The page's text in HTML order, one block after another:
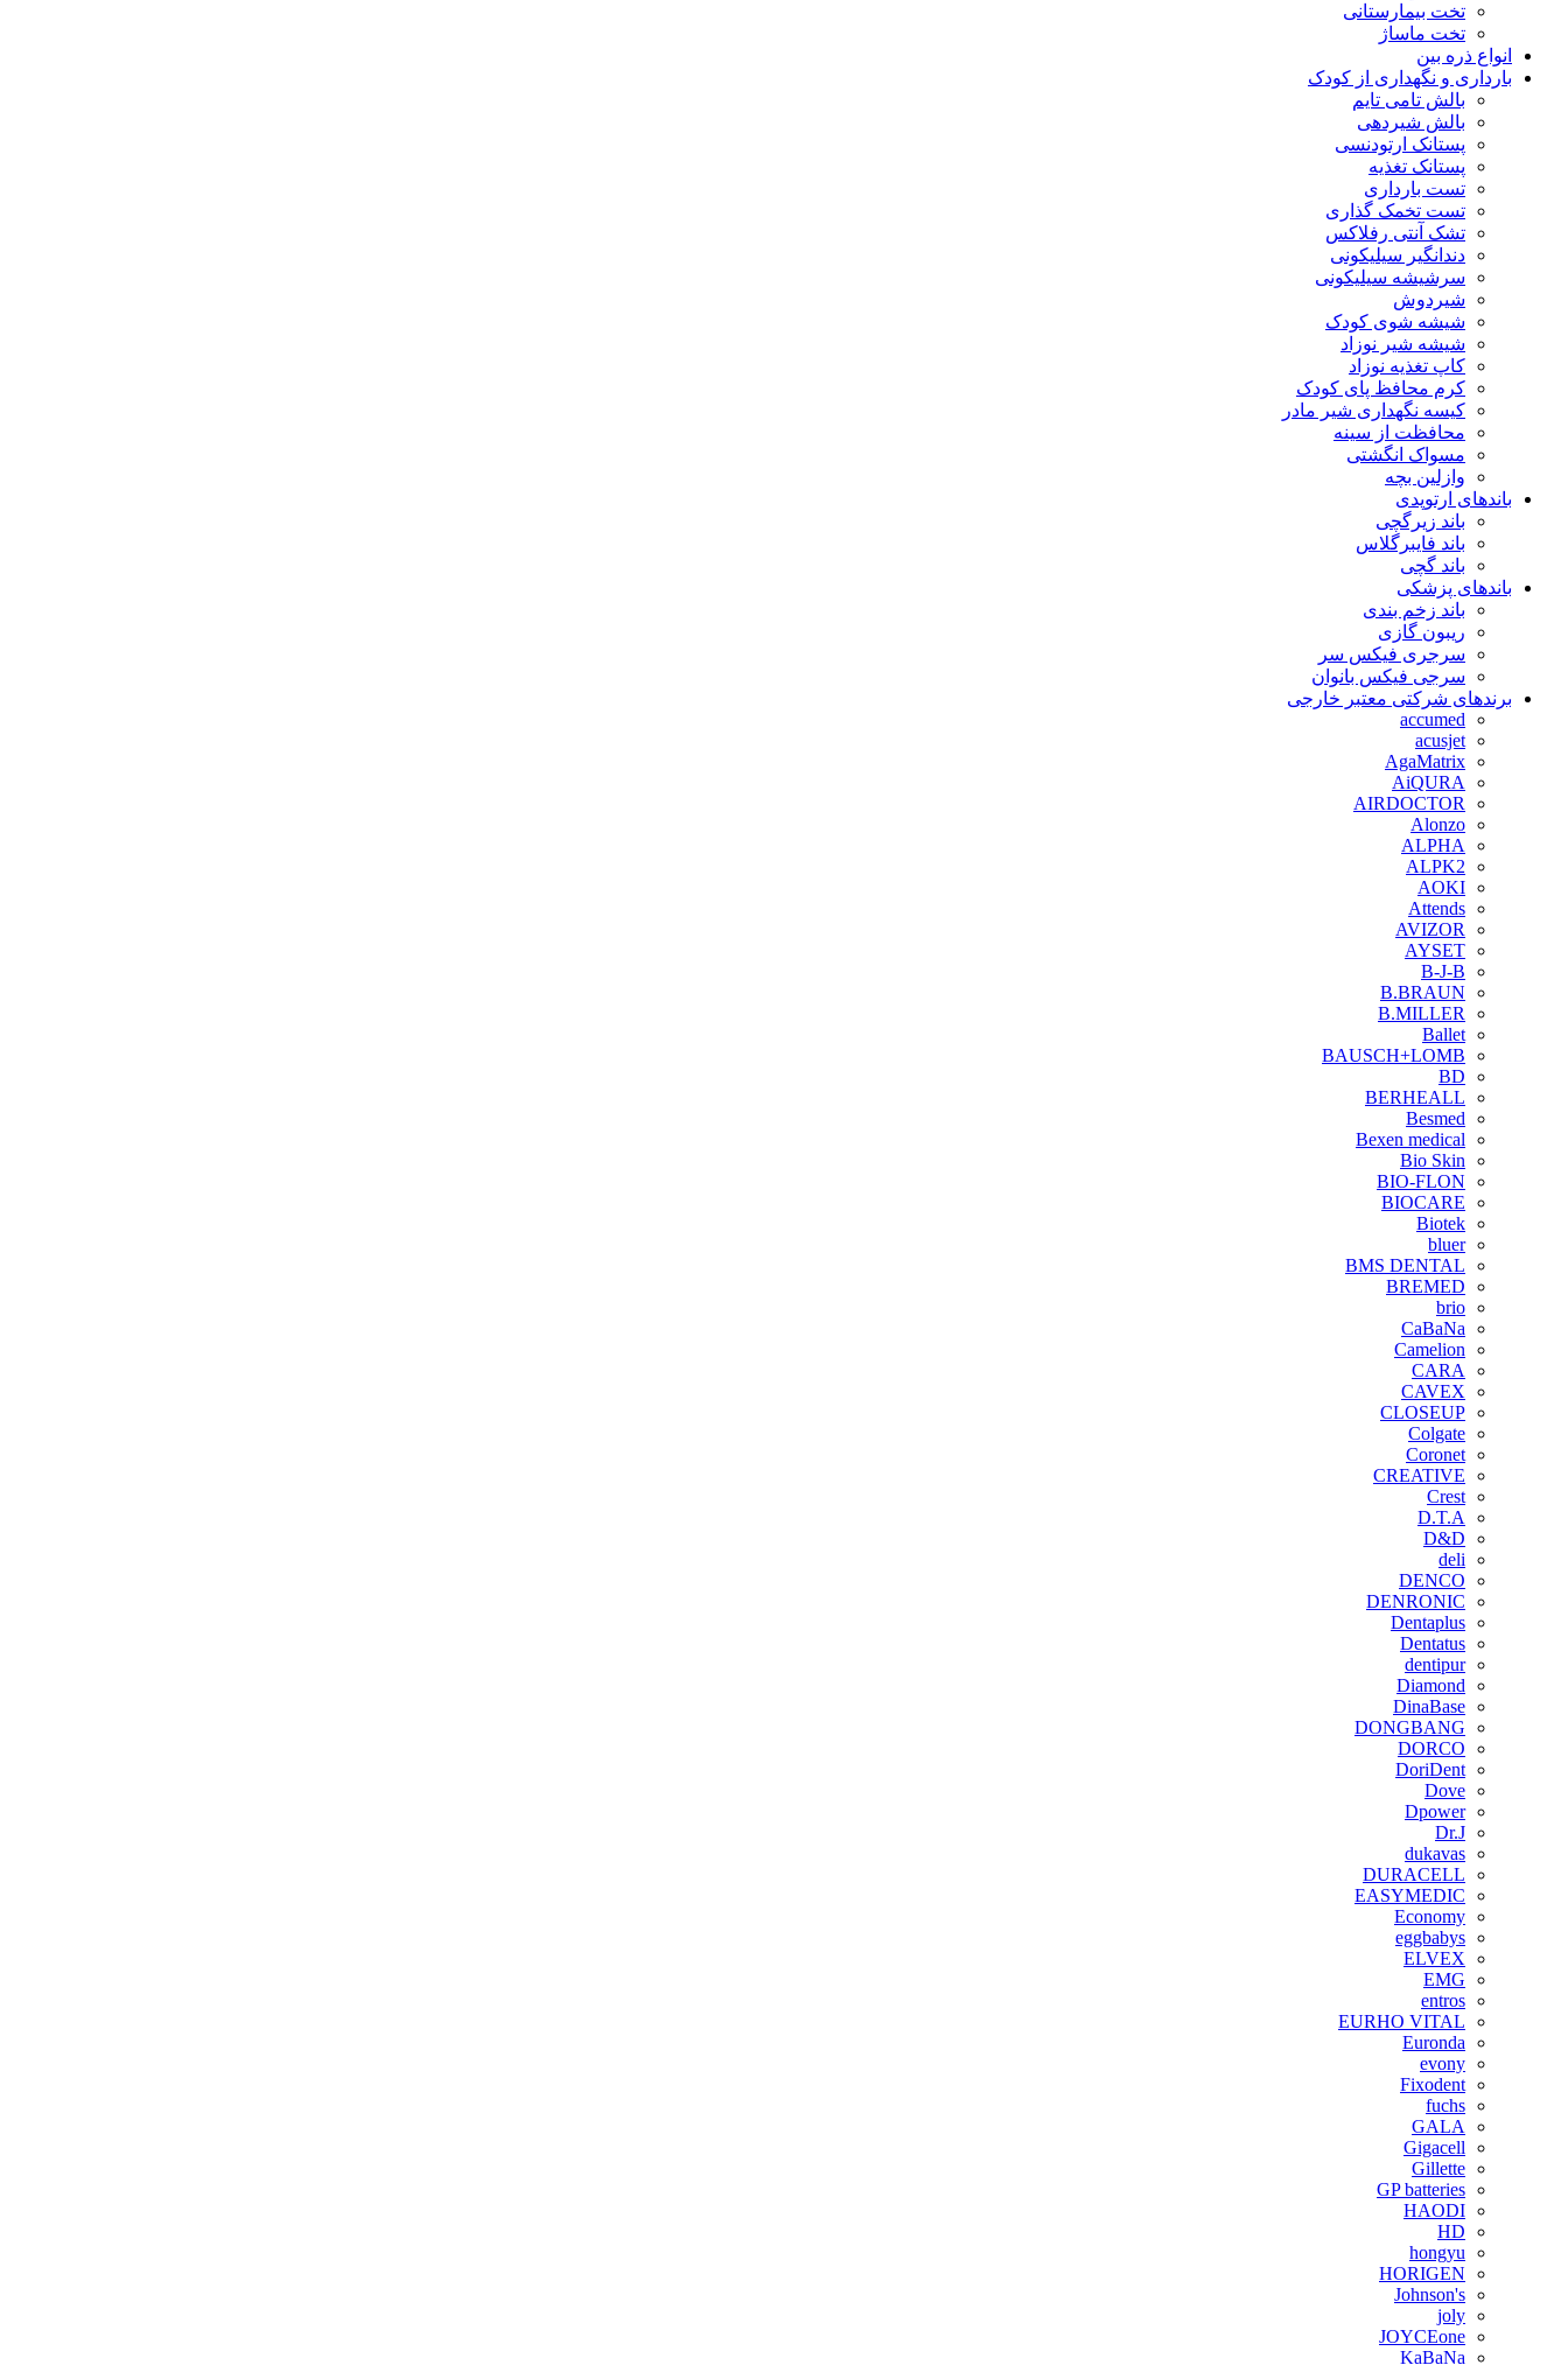
تخت بیمارستانی
تخت ماساژ
انواع ذره بین
بارداری و نگهداری از کودک
بالش تامی تایم
بالش شیردهی
پستانک ارتودنسی
پستانک تغذیه
تست بارداری
تست تخمک گذاری
تشک آنتی رفلاکس
دندانگیر سیلیکونی
سرشیشه سیلیکونی
شیردوش
شیشه شوی کودک
شیشه شیر نوزاد
کاپ تغذیه نوزاد
کرم محافظ پای کودک
کیسه نگهداری شیر مادر
محافظت از سینه
مسواک انگشتی
وازلین بچه
باندهای ارتوپدی
باند زیرگچی
باند فایبرگلاس
باند گچی
باندهای پزشکی
باند زخم بندی
ریبون گازی
سرجری فیکس سر
سرجی فیکس بانوان
برندهای شرکتی معتبر خارجی
accumed
acusjet
AgaMatrix
AiQURA
AIRDOCTOR
Alonzo
ALPHA
ALPK2
AOKI
Attends
AVIZOR
AYSET
B-J-B
B.BRAUN
B.MILLER
Ballet
BAUSCH+LOMB
BD
BERHEALL
Besmed
Bexen medical
Bio Skin
BIO-FLON
BIOCARE
Biotek
bluer
BMS DENTAL
BREMED
brio
CaBaNa
Camelion
CARA
CAVEX
CLOSEUP
Colgate
Coronet
CREATIVE
Crest
D.T.A
D&D
deli
DENCO
DENRONIC
Dentaplus
Dentatus
dentipur
‌Diamond
DinaBase
DONGBANG
DORCO
DoriDent
Dove
Dpower
Dr.J
dukavas
DURACELL
EASYMEDIC
Economy
eggbabys
ELVEX
EMG
entros
EURHO VITAL
Euronda
evony
Fixodent
fuchs
GALA
Gigacell
Gillette
GP batteries
HAODI
HD
hongyu
HORIGEN
Johnson's
joly
JOYCEone
KaBaNa